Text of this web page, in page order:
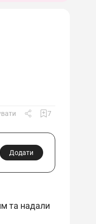
7
Додати
та надали